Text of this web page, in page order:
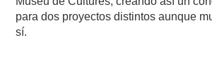
para dos proyectos distintos aunque
sí.